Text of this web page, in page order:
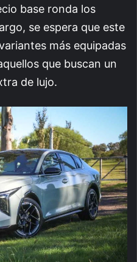
base ronda los
se espera que este
más equipadas
que buscan un
de lujo.